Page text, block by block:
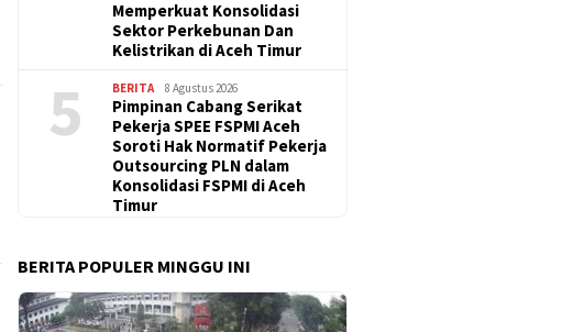
Memperkuat Konsolidasi
Sektor Perkebunan Dan
Kelistrikan di Aceh Timur
5 BERITA 8 Agustus 2026
Pimpinan Cabang Serikat
Pekerja SPEE FSPMI Aceh
Soroti Hak Normatif Pekerja
Outsourcing PLN dalam
Konsolidasi FSPMI di Aceh
Timur
BERITA POPULER MINGGU INI